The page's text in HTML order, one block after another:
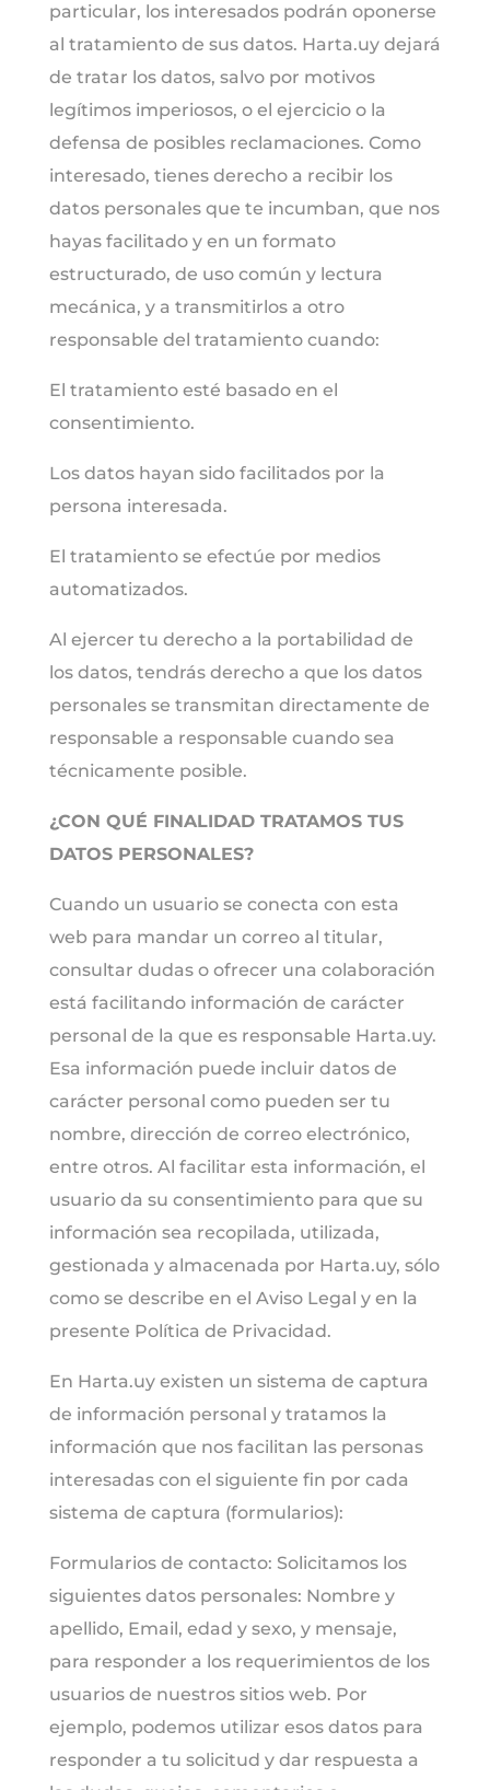
particular, los interesados podrán oponerse
al tratamiento de sus datos. Harta.uy dejará
de tratar los datos, salvo por motivos
legítimos imperiosos, o el ejercicio o la
defensa de posibles reclamaciones. Como
interesado, tienes derecho a recibir los
datos personales que te incumban, que nos
hayas facilitado y en un formato
estructurado, de uso común y lectura
mecánica, y a transmitirlos a otro
responsable del tratamiento cuando:
El tratamiento esté basado en el
consentimiento.
Los datos hayan sido facilitados por la
persona interesada.
El tratamiento se efectúe por medios
automatizados.
Al ejercer tu derecho a la portabilidad de
los datos, tendrás derecho a que los datos
personales se transmitan directamente de
responsable a responsable cuando sea
técnicamente posible.
¿CON QUÉ FINALIDAD TRATAMOS TUS
DATOS PERSONALES?
Cuando un usuario se conecta con esta
web para mandar un correo al titular,
consultar dudas o ofrecer una colaboración
está facilitando información de carácter
personal de la que es responsable Harta.uy.
Esa información puede incluir datos de
carácter personal como pueden ser tu
nombre, dirección de correo electrónico,
entre otros. Al facilitar esta información, el
usuario da su consentimiento para que su
información sea recopilada, utilizada,
gestionada y almacenada por Harta.uy, sólo
como se describe en el Aviso Legal y en la
presente Política de Privacidad.
En Harta.uy existen un sistema de captura
de información personal y tratamos la
información que nos facilitan las personas
interesadas con el siguiente fin por cada
sistema de captura (formularios):
Formularios de contacto: Solicitamos los
siguientes datos personales: Nombre y
apellido, Email, edad y sexo, y mensaje,
para responder a los requerimientos de los
usuarios de nuestros sitios web. Por
ejemplo, podemos utilizar esos datos para
responder a tu solicitud y dar respuesta a